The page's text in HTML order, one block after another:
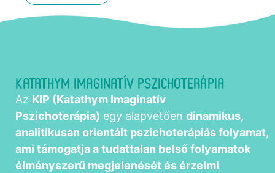
KATATHYM IMAGINATÍV PSZICHOTERÁPIA
Az KIP (Katathym Imaginatív
Pszichoterápia) egy alapvetően dinamikus,
analitikusan orientált pszichoterápiás folyamat,
ami támogatja a tudattalan belső folyamatok
élményszerű megjelenését és érzelmi